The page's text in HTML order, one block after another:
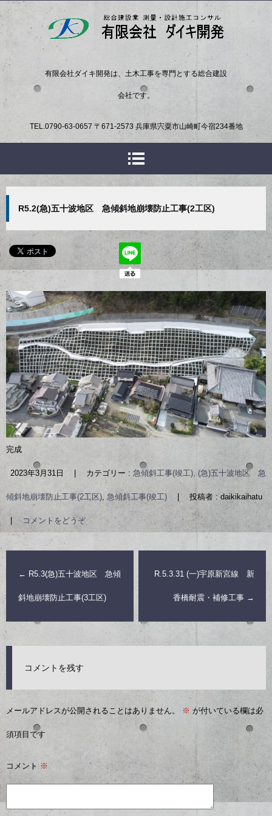
有限会社ダイキ開発は、土木工事を専門とする総合建設
会社です。
TEL. 0790-63-0657 〒671-2573 兵庫県宍粟市山崎町今宿234番地
R5.2(急)五十波地区 急傾斜地崩壊防止工事(2工区)
完成
2023年3月31日 | カテゴリー : 急傾斜工事(竣工), (急)五十波地区 急
傾斜地崩壊防止工事(2工区) 急傾斜工事(竣工) | 投稿者 : daikikaihatu
| コメントをどうぞ
← R5.3(急)五十波地区 急傾
斜地崩壊防止工事(3工区)
R.5.3.31 (一)宇原新宮線 新
香橋耐震・補修工事 →
コメントを残す
メールアドレスが公開されることはありません。 ※ が付いている欄は必
須項目です
コメント ※